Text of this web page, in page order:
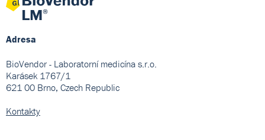
Adresa
BioVendor - Laboratorní medicína s.r.o.
Karásek 1767/1
621 00 Brno, Czech Republic
Kontakty